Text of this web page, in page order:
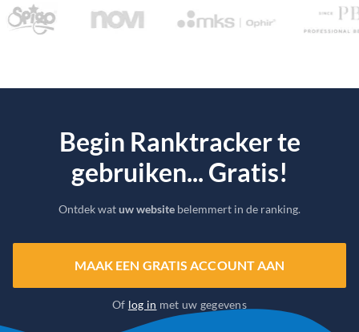
Begin Ranktracker te
gebruiken... Gratis!
Ontdek watuw website belemmert in de ranking.
MAAK EEN GRATIS ACCOUNT AAN
Of log in met uw gegevens